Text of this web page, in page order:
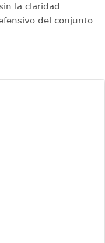
la claridad
del conjunto